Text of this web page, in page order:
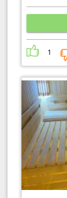
1